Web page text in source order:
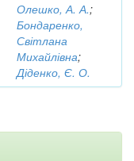
Олешко, А. А.;
Бондаренко,
Світлана
Михайлівна;
Діденко, Є. О.